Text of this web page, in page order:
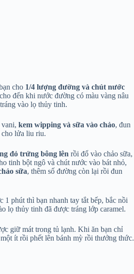
cho 1/4 lượng đường và chút nước
đến khi nước đường có màu vàng nâu
vào lọ thủy tinh.
kem wipping và sữa vào chảo, đun
lửa liu riu.
đỏ trứng bông lên rồi đổ vào chảo sữa,
tinh bột ngô và chút nước vào bát nhỏ,
sữa, thêm số đường còn lại rồi đun
1 phút thì bạn nhanh tay tắt bếp, bắc nồi
lọ thủy tinh đã được tráng lớp caramel.
giữ mát trong tủ lạnh. Khi ăn bạn chỉ
ít rồi phết lên bánh mỳ rồi thưởng thức.